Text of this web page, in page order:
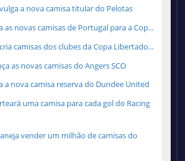
a nova camisa titular do Pelotas
as novas camisas de Portugal para a Cop...
camisas dos clubes da Copa Libertado...
as novas camisas do Angers SCO
a nova camisa reserva do Dundee United
uma camisa para cada gol do Racing
vender um milhão de camisas do